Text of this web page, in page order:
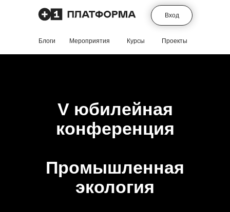
Курсы
Мероприятия Проекты
Блоги
Вход
V юбилейная
конференция
Промышленная
экология